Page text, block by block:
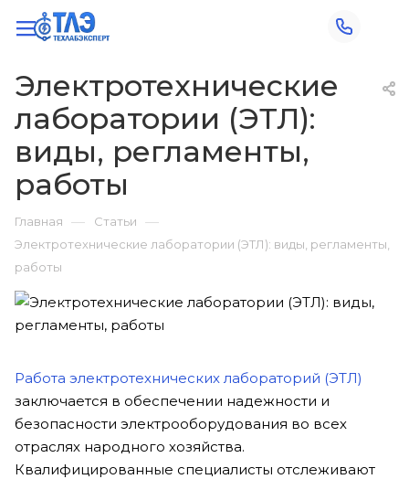
Электротехнические
лаборатории (ЭТЛ):
виды, регламенты,
работы
Главная — Статьи —
Электротехнические лаборатории (ЭТЛ): виды, регламенты,
работы
748
Работа электротехнических лабораторий (ЭТЛ)
заключается в обеспечении надежности и
безопасности электрооборудования во всех
отраслях народного хозяйства.
Квалифицированные специалисты отслеживают